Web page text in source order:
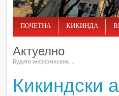
ПОЧЕТНА КИКИНДА
Актуелно
Будите информисани...
Кикиндски